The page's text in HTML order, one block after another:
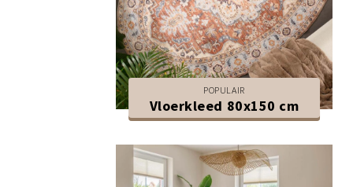
POPULAIR
Vloerkleed 80x150 cm